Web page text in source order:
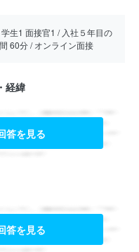
生1 面接官1 / 入社５年目の
60分 / オンライン面接
経緯
答を見る
答を見る